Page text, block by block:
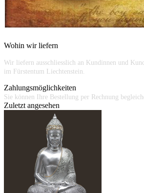
Wohin wir liefern
Wir liefern ausschliesslich an Kundinnen und
im Fürstentum Liechtenstein.
Zahlungsmöglichkeiten
Sie können Ihre Bestellung per Rechnung
Zuletzt angesehen